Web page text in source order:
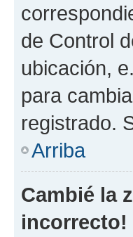
de Control
ubicación,
para
registrado.
Arriba
Cambié la
incorrecto!